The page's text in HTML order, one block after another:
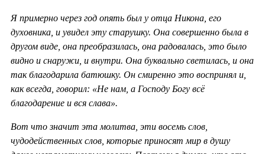
Я примерно через год опять был у отца Никона, его
духовника, и увидел эту старушку. Она совершенно была в
другом виде, она преобразилась, она радовалась, это было
видно и снаружи, и внутри. Она буквально светилась, и она
так благодарила батюшку. Он смиренно это воспринял и,
как всегда, говорил: «Не нам, а Господу Богу всё
благодарение и вся слава».
Вот что значит эта молитва, эти восемь слов,
чудодейственных слов, которые приносят мир в душу